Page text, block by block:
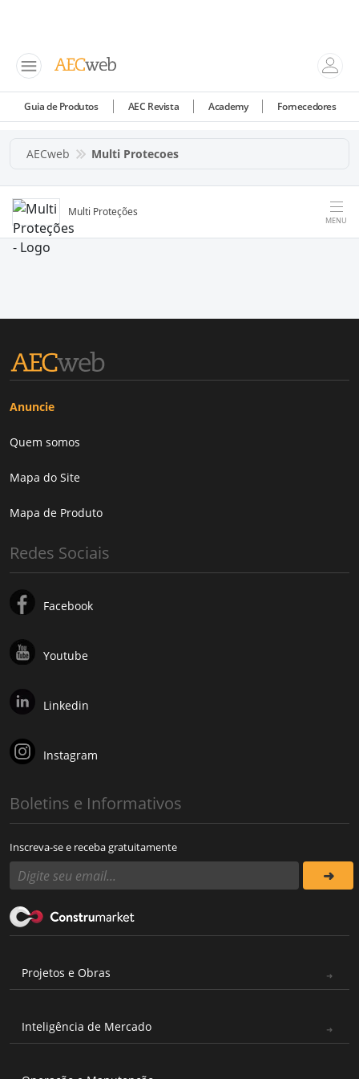
Guia de Produtos AEC Revista Academy Fornecedores
AECweb Multi Protecoes
Multi Proteções
MENU
Anuncie
Quem somos
Mapa do Site
Mapa de Produto
Redes Sociais
Facebook
Youtube
Linkedin
Instagram
Boletins e Informativos
Inscreva-se e receba gratuitamente
Projetos e Obras
Inteligência de Mercado